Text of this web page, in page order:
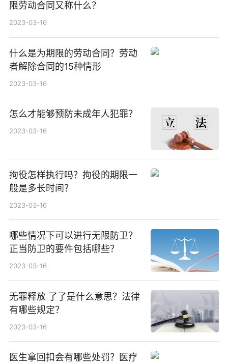
限劳动合同又称什么？
2023-03-16
什么是为期限的劳动合同？劳动
者解除合同的15种情形
2023-03-16
怎么才能够预防未成年人犯罪？
2023-03-16
拘役怎样执行吗？拘役的期限一
般是多长时间？
2023-03-16
哪些情况下可以进行无限防卫？
正当防卫的要件包括哪些？
2023-03-16
无罪释放 了了是什么意思？法律
有哪些规定？
2023-03-16
医生拿回扣会有哪些处罚？医疗